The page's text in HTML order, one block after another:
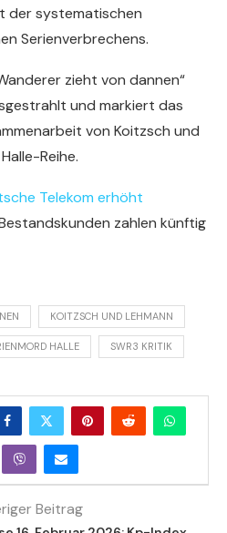
der systematischen
Serienverbrechens.
zieht von dannen“
und markiert das
von Koitzsch und
Reihe.
Telekom erhöht
zahlen künftig
KOITZSCH UND LEHMANN
HALLE SWR3 KRITIK
Beitrag